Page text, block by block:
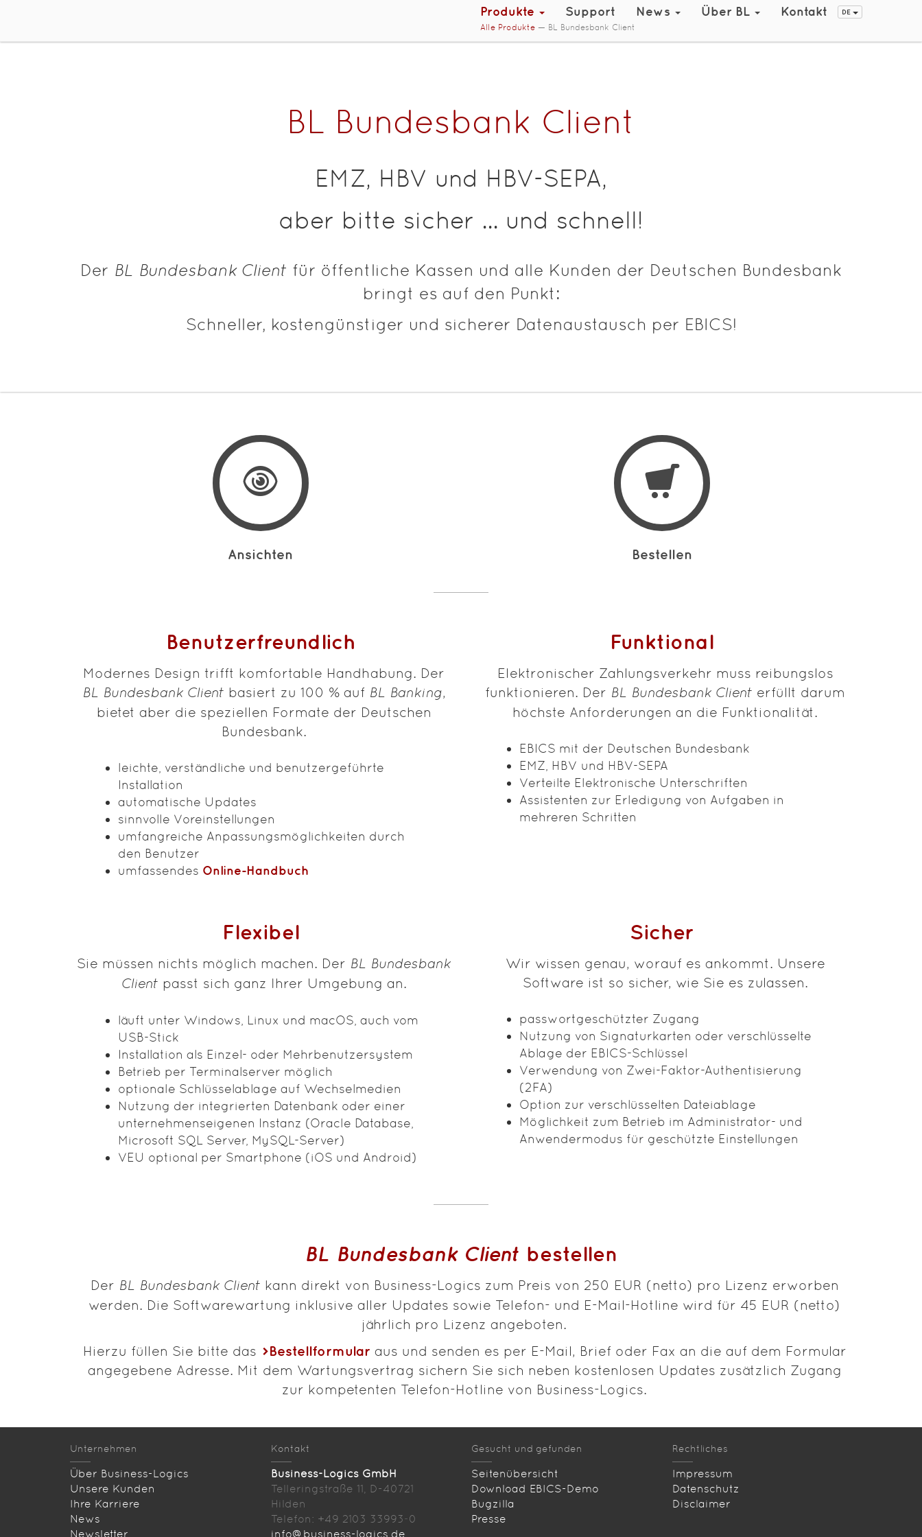
Produkte Support News Über BL Kontakt DE
Alle Produkte — BL Bundesbank Client
BL Bundesbank Client
EMZ, HBV und HBV-SEPA,
aber bitte sicher ... und schnell!
Der BL Bundesbank Client für öffentliche Kassen und alle Kunden der Deutschen Bundesbank
bringt es auf den Punkt:
Schneller, kostengünstiger und sicherer Datenaustausch per EBICS!
Ansichten Bestellen
Benutzerfreundlich
Modernes Design trifft komfortable Handhabung. Der
BL Bundesbank Client basiert zu 100 % auf BL Banking,
bietet aber die speziellen Formate der Deutschen
Bundesbank.
leichte, verständliche und benutzergeführte
Installation
automatische Updates
sinnvolle Voreinstellungen
umfangreiche Anpassungsmöglichkeiten durch
den Benutzer
umfassendes Online-Handbuch
Funktional
Elektronischer Zahlungsverkehr muss reibungslos
funktionieren. Der BL Bundesbank Client erfüllt darum
höchste Anforderungen an die Funktionalität.
EBICS mit der Deutschen Bundesbank
EMZ, HBV und HBV-SEPA
Verteilte Elektronische Unterschriften
Assistenten zur Erledigung von Aufgaben in
mehreren Schritten
Flexibel
Sie müssen nichts möglich machen. Der BL Bundesbank
Client passt sich ganz Ihrer Umgebung an.
läuft unter Windows, Linux und macOS, auch vom
USB-Stick
Installation als Einzel- oder Mehrbenutzersystem
Betrieb per Terminalserver möglich
optionale Schlüsselablage auf Wechselmedien
Nutzung der integrierten Datenbank oder einer
unternehmenseigenen Instanz (Oracle Database,
Microsoft SQL Server, MySQL-Server)
VEU optional per Smartphone (iOS und Android)
Sicher
Wir wissen genau, worauf es ankommt. Unsere
Software ist so sicher, wie Sie es zulassen.
passwortgeschützter Zugang
Nutzung von Signaturkarten oder verschlüsselte
Ablage der EBICS-Schlüssel
Verwendung von Zwei-Faktor-Authentisierung
(2FA)
Option zur verschlüsselten Dateiablage
Möglichkeit zum Betrieb im Administrator- und
Anwendermodus für geschützte Einstellungen
BL Bundesbank Client bestellen
Der BL Bundesbank Client kann direkt von Business-Logics zum Preis von 250 EUR (netto) pro Lizenz erworben
werden. Die Softwarewartung inklusive aller Updates sowie Telefon- und E-Mail-Hotline wird für 45 EUR (netto)
jährlich pro Lizenz angeboten.
Hierzu füllen Sie bitte das
Bestellformular aus und senden es per E-Mail, Brief oder Fax an die auf dem Formular
angegebene Adresse. Mit dem Wartungsvertrag sichern Sie sich neben kostenlosen Updates zusätzlich Zugang
zur kompetenten Telefon-Hotline von Business-Logics.
Unternehmen
Über Business-Logics
Unsere Kunden
Ihre Karriere
News
Newsletter
Kontakt
Business-Logics GmbH
Telleringstraße 11, D-40721
Hilden
Telefon: +49 2103 33993‑0
info@business-logics.de
Gesucht und gefunden
Seitenübersicht
Download EBICS-Demo
Bugzilla
Presse
Rechtliches
Impressum
Datenschutz
Disclaimer